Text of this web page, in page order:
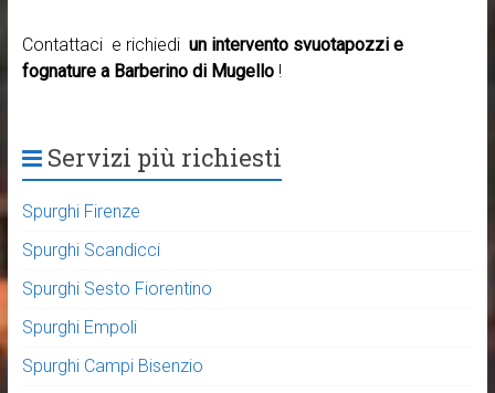
Contattaci e richiedi un intervento svuotapozzi e
fognature a Barberino di Mugello !
Servizi più richiesti
Spurghi Firenze
Spurghi Scandicci
Spurghi Sesto Fiorentino
Spurghi Empoli
Spurghi Campi Bisenzio